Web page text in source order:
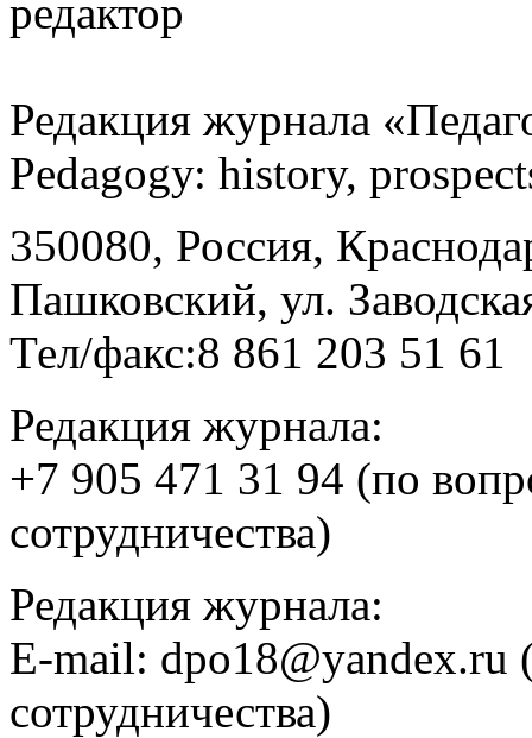
редактор
Редакция журнала
Pedagogу: history,
350080, Россия,
Пашковский, ул.
Тел/факс:8 861 203 51 61
Редакция журнала:
+7 905 471 31 94 (по
сотрудничества)
Редакция журнала:
E-mail: dpo18@yandex.ru
сотрудничества)